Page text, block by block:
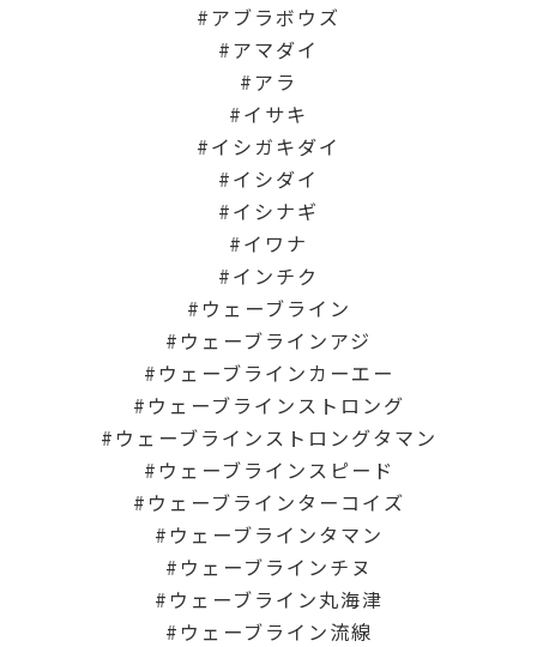
アブラボウズ
アマダイ
アラ
イサキ
イシガキダイ
イシダイ
イシナギ
イワナ
インチク
ウェーブライン
ウェーブラインアジ
ウェーブラインカーエー
ウェーブラインストロング
ウェーブラインストロングタマン
ウェーブラインスピード
ウェーブラインターコイズ
ウェーブラインタマン
ウェーブラインチヌ
ウェーブライン丸海津
ウェーブライン流線